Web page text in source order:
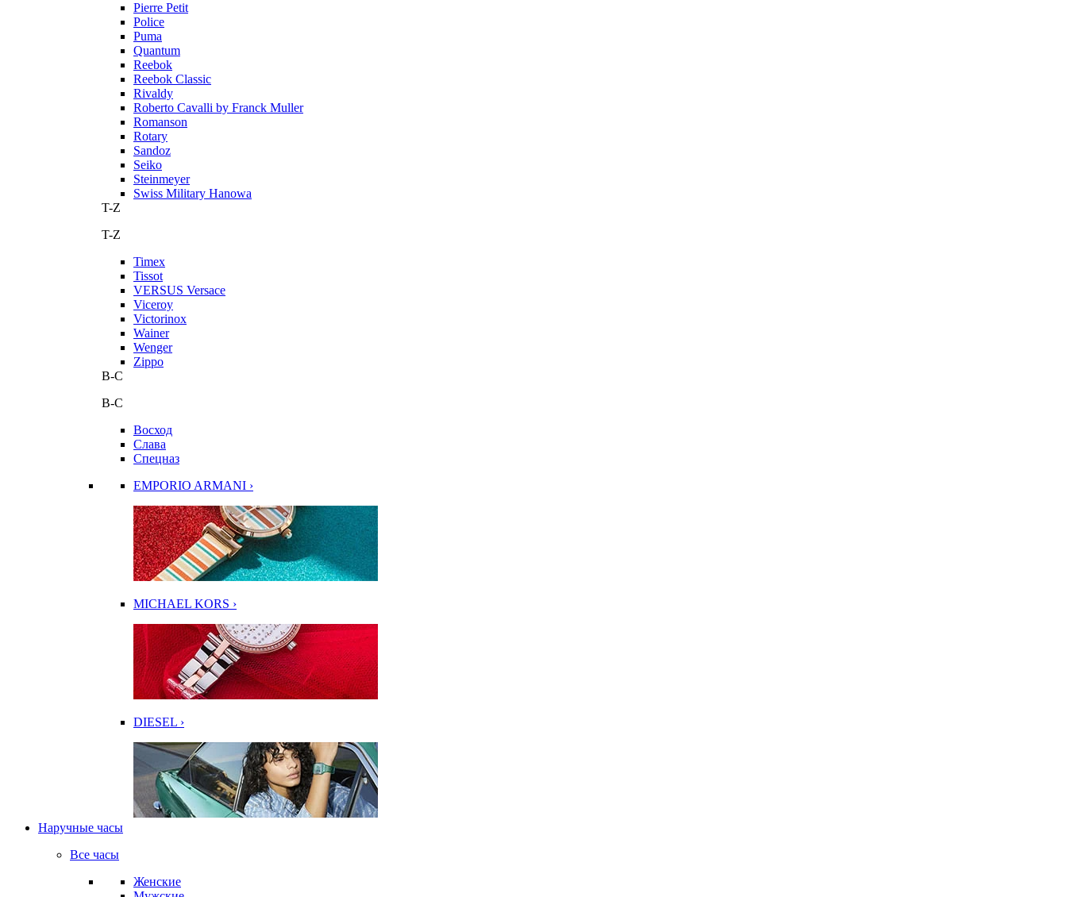
Pierre Petit
Police
Puma
Quantum
Reebok
Reebok Classic
Rivaldy
Roberto Cavalli by Franck Muller
Romanson
Rotary
Sandoz
Seiko
Steinmeyer
Swiss Military Hanowa
T-Z
T-Z
Timex
Tissot
VERSUS Versace
Viceroy
Victorinox
Wainer
Wenger
Zippo
В-С
В-С
Восход
Слава
Спецназ
EMPORIO ARMANI ›
MICHAEL KORS ›
DIESEL ›
Наручные часы
Все часы
Женские